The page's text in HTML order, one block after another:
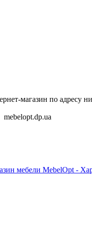
магазин по адресу
mebelopt.dp.ua